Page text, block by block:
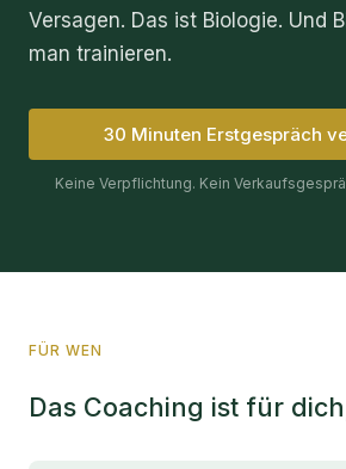
Versagen. Das ist Biologie. Und
man trainieren.
30 Minuten Erstgespräch
Keine Verpflichtung. Kein
FÜR WEN
Das Coaching ist für